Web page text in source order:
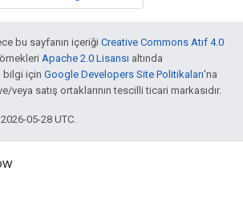
bu sayfanın içeriği Creative Commons Atıf 4.0
Apache 2.0 Lisansı altında
bilgi için Google Developers Site Politikaları'na
veya satış ortaklarının tescilli ticari markasıdır.
05-28 UTC.